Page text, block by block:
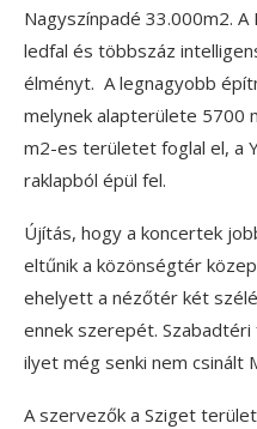
Nagyszínpadé 33.000m2.
ledfal és többszáz
élményt. A legnagyobb
melynek alapterülete 5700
m2-es területet foglal el, a
raklapból épül fel.
Újítás, hogy a koncertek
eltűnik a közönségtér
ehelyett a nézőtér két
ennek szerepét.
ilyet még senki nem csinált
A szervezők a Sziget